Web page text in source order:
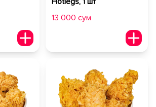
13 000 сум